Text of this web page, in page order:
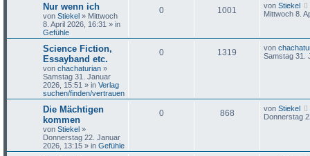
Nur wenn ich
von Stiekel » Mittwoch
8. April 2026, 16:31 » in
Gefühle
0 1001 von Stiekel
Mittwoch 8.
Science Fiction,
Essayband etc.
von chachaturian »
Samstag 31. Januar
2026, 15:51 » in Verlag
suchen/finden/vertrauen
0 1319 von
Samstag 31.
Die Mächtigen
kommen
von Stiekel »
Donnerstag 22. Januar
2026, 13:15 » in Gefühle
0 868 von Stiekel
Donnerstag